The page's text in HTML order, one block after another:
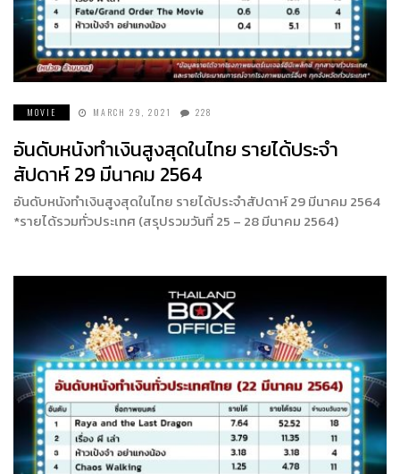
MOVIE MARCH 29, 2021 228
อันดับหนังทำเงินสูงสุดในไทย รายได้ประจำ
สัปดาห์ 29 มีนาคม 2564
อันดับหนังทำเงินสูงสุดในไทย รายได้ประจำสัปดาห์ 29 มีนาคม 2564
*รายได้รวมทั่วประเทศ (สรุปรวมวันที่ 25 – 28 มีนาคม 2564)